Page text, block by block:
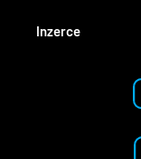
Inzerce